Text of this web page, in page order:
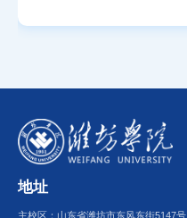
地址
主校区：山东省潍坊市东风东街5147号